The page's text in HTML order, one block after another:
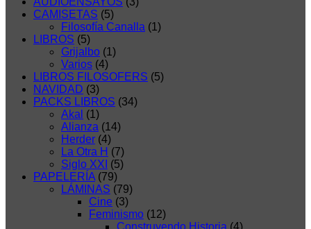
CAMISETAS (5)
Filosofía Canalla (1)
LIBROS (5)
Grijalbo (1)
Varios (4)
LIBROS FILOSOFERS (5)
NAVIDAD (3)
PACKS LIBROS (34)
Akal (1)
Alianza (14)
Herder (4)
La Otra H (7)
Siglo XXI (5)
PAPELERÍA (79)
LÁMINAS (79)
Cine (3)
Feminismo (12)
Construyendo Historia (4)